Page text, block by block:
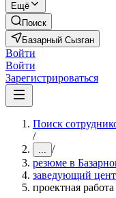
Ещё
Поиск
Базарный Сызган
Войти
Войти
Зарегистрироваться
Поиск
/
... /
резюме в
заведующий
проектная работа